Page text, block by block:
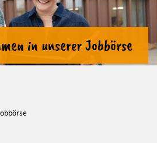
in unserer Jobbörse